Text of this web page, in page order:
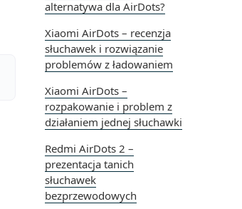
alternatywa dla AirDots?
Xiaomi AirDots – recenzja
słuchawek i rozwiązanie
problemów z ładowaniem
Xiaomi AirDots –
rozpakowanie i problem z
działaniem jednej słuchawki
Redmi AirDots 2 –
prezentacja tanich
słuchawek
bezprzewodowych